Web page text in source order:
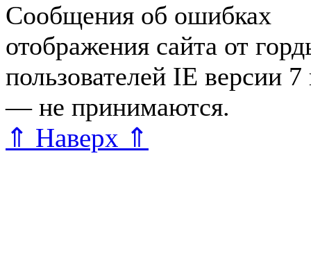
Сообщения об ошибках
отображения сайта от
пользователей IE версии
— не принимаются.
⇑ Наверх ⇑